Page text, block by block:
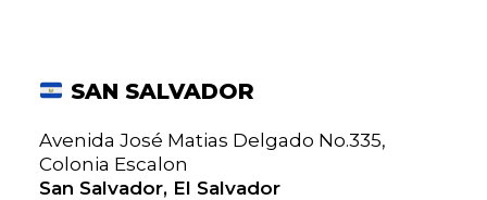
SAN SALVADOR
Avenida José Matias Delgado No.335,
Colonia Escalon
San Salvador, El Salvador